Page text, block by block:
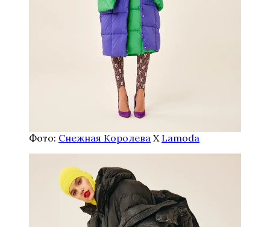
Фото: Снежная Королева X Lamoda